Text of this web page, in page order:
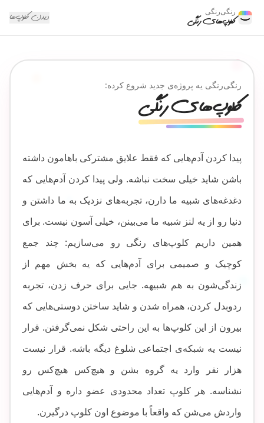
رنگی‌رنگی
کلوپ‌های رنگی
دیدن کلوپ‌ها
رنگی‌رنگی یه پروژه‌ی جدید شروع کرده:
کلوپ‌های رنگی
پیدا کردن آدم‌هایی که فقط علایق مشترکی باهامون داشته
باشن شاید خیلی سخت نباشه. ولی پیدا کردن آدم‌هایی که
دغدغه‌های شبیه ما دارن، تجربه‌های نزدیک به ما داشتن و
دنیا رو از یه لنز شبیه ما می‌بینن، خیلی آسون نیست. برای
همین داریم کلوپ‌های رنگی رو می‌سازیم: چند جمع
کوچیک و صمیمی برای آدم‌هایی که یه بخش مهم از
زندگی‌شون به هم شبیهه. جایی برای حرف زدن، تجربه
ردوبدل کردن، همراه شدن و شاید ساختن دوستی‌هایی که
بیرون از این کلوپ‌ها به این راحتی شکل نمی‌گرفتن. قرار
نیست یه شبکه‌ی اجتماعی شلوغ دیگه باشه. قرار نیست
هزار نفر وارد یه گروه بشن و هیچ‌کس هیچ‌کس رو
نشناسه. هر کلوپ تعداد محدودی عضو داره و آدم‌هایی
واردش می‌شن که واقعاً با موضوع اون کلوپ درگیرن.